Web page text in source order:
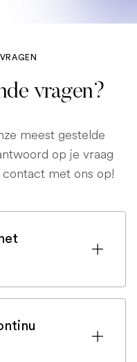
vragen?
meest gestelde
op je vraag
met ons op!
bij een
gedekt.
uw